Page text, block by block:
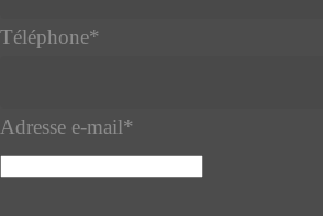
Téléphone*
Adresse e-mail*